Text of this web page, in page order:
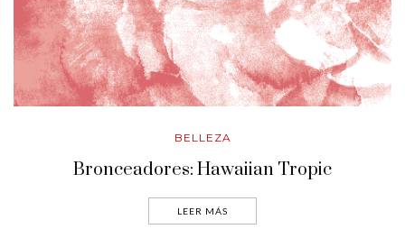
BELLEZA
Bronceadores: Hawaiian Tropic
LEER MÁS